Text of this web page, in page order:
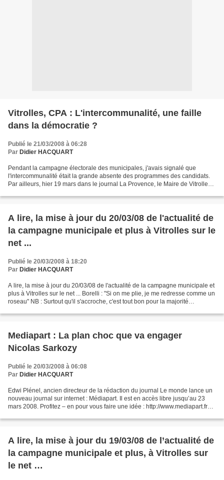
Vitrolles, CPA : L'intercommunalité, une faille
dans la démocratie ?
Publié le 21/03/2008 à 06:28
Par Didier HACQUART
Pendant la campagne électorale des municipales, j'avais signalé que
l'intercommunalité était la grande absente des programmes des candidats.
Par ailleurs, hier 19 mars dans le journal La Provence, le Maire de Vitrolles
A lire, la mise à jour du 20/03/08 de l'actualité de
la campagne municipale et plus à Vitrolles sur le
net ...
Publié le 20/03/2008 à 18:20
Par Didier HACQUART
A lire, la mise à jour du 20/03/08 de l'actualité de la campagne municipale et
plus à Vitrolles sur le net ... Borelli : "Si on me plie, je me redresse comme un
roseau" NB : Surtout qu'il s'accroche, c'est tout bon pour la majorité
Mediapart : La plan choc que va engager
Nicolas Sarkozy
Publié le 20/03/2008 à 06:08
Par Didier HACQUART
Edwi Plénel, ancien directeur de la rédaction du journal Le monde lance un
nouveau journal sur internet : Médiapart. Il est en accès libre jusqu’au 23
mars 2008. Profitez – en pour vous faire une idée : http://www.mediapart.fr
A lire, la mise à jour du 19/03/08 de l’actualité de
la campagne municipale et plus, à Vitrolles sur
le net …